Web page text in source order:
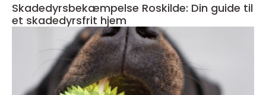
Skadedyrsbekæmpelse Roskilde: Din guide til
et skadedyrsfrit hjem